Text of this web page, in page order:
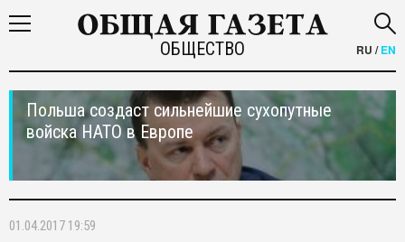
ОБЩЕСТВО RU /EN
Польша создаст сильнейшие сухопутные
войска НАТО в Европе
01.04.2017 19:59